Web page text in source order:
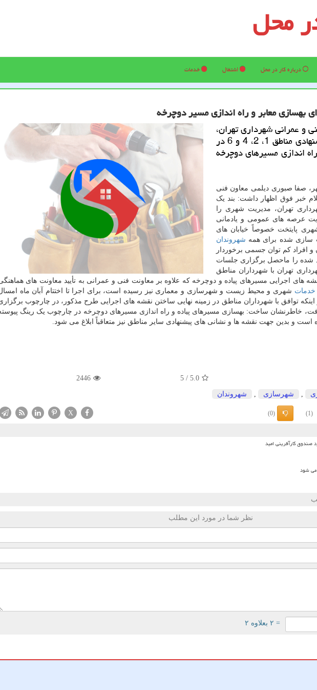
محل
درباره كار در محل اشتغال خدمات
و عمرانی شهرداری تهران،
از ابلاغ نقشه و نشانی های پیشنهادی مناطق 1، 2، 4 و 6 در
اندازی مسیرهای دوچرخه
صفا صبوری دیلمی معاون فنی
خبر فوق اظهار داشت: بند یک
شهرداری تهران، مدیریت شهری را
عرصه های عمومی و یادمانی
پایتخت خصوصاً خیابان های
سازی شده برای همه شهروندان
و افراد کم توان جسمی برخوردار
شده را ماحصل برگزاری جلسات
تهران با شهرداران مناطق
کرد: نقشه های اجرایی مسیرهای پیاده و دوچرخه که علاوه بر معاونت فنی و عمرانی به تأیید معاونت های
خدمات شهری و محیط زیست و شهرسازی و معماری نیز رسیده است، برای اجرا تا اختتام آبان ماه
اینکه توافق با شهرداران مناطق در زمینه نهایی ساختن نقشه های اجرایی طرح مذکور، در چارچوب
خاطرنشان ساخت: بهسازی مسیرهای پیاده و راه اندازی مسیرهای دوچرخه در چارچوب یک رینگ
5.0
/
5
2446
شهرسازی شهروندان
(1)
(0)
X
صندوق کارآفرینی امید
می شود
نظر شما در مورد این مطلب
= ۲ بعلاوه ۲